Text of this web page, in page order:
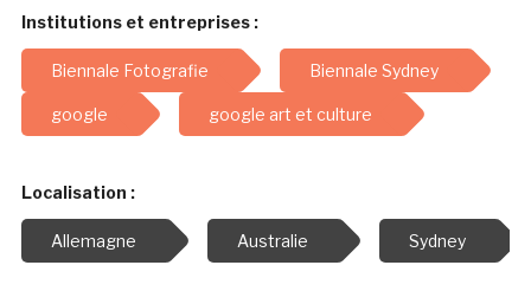
Institutions et entreprises :
Biennale Fotografie Biennale Sydney
google google art et culture
Localisation :
Allemagne Australie Sydney